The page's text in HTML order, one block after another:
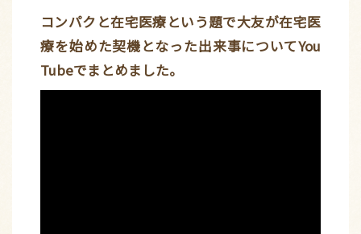
コンパクと在宅医療という題で大友が在宅医
療を始めた契機となった出来事についてYou
Tubeでまとめました。